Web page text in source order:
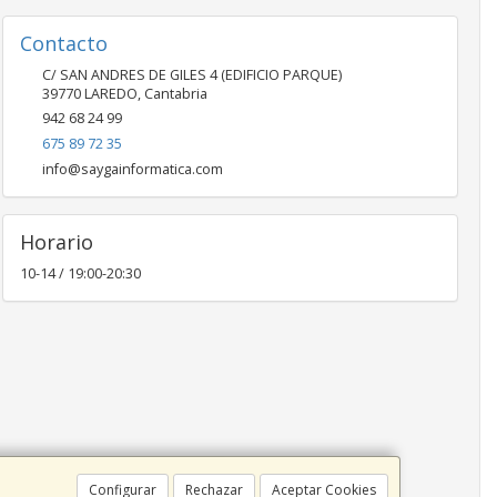
Configurar Rechazar Aceptar Cookies
Contacto
C/ SAN ANDRES DE GILES 4 (EDIFICIO PARQUE)
39770LAREDO, Cantabria
942 68 24 99
675 89 72 35
info@saygainformatica.com
Horario
10-14 / 19:00-20:30